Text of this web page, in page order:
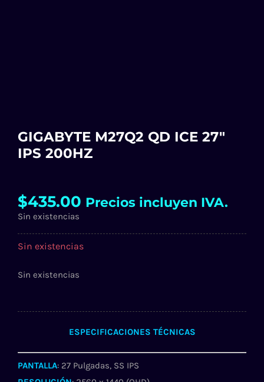
GIGABYTE M27Q2 QD ICE 27″
IPS 200HZ
$435.00 Precios incluyen IVA.
Sin existencias
Sin existencias
Sin existencias
ESPECIFICACIONES TÉCNICAS
PANTALLA: 27 Pulgadas, SS IPS